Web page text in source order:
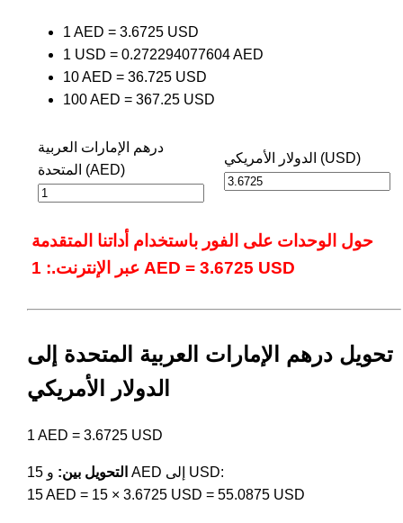
1 AED = 3.6725 USD
1 USD = 0.272294077604 AED
10 AED = 36.725 USD
100 AED = 367.25 USD
درهم الإمارات العربية
المتحدة (AED)
الدولار الأمريكي (USD)
حول الوحدات على الفور باستخدام أداتنا المتقدمة
عبر الإنترنت.: 1 AED = 3.6725 USD
تحويل درهم الإمارات العربية المتحدة إلى
الدولار الأمريكي
1 AED = 3.6725 USD
التحويل بين:
و 15 AED إلى USD:
15 AED = 15 × 3.6725 USD = 55.0875 USD